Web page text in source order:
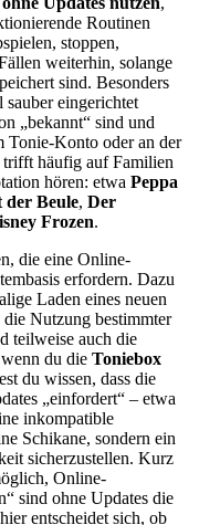
Routinen
stoppen,
weiterhin, solange
sind. Besonders
eingerichtet
„bekannt“ sind und
Konto oder an der
trifft häufig auf Familien
hören: etwa Peppa
der Beule, Der
Frozen.
die eine Online-
erfordern. Dazu
Laden eines neuen
die Nutzung bestimmter
teilweise auch die
du die Toniebox
du wissen, dass die
„einfordert“ – etwa
inkompatible
Schikane, sondern ein
sicherzustellen. Kurz
Online-
sind ohne Updates die
entscheidet sich, ob